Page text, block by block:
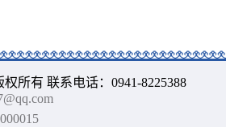
所有 联系电话：0941-8225388